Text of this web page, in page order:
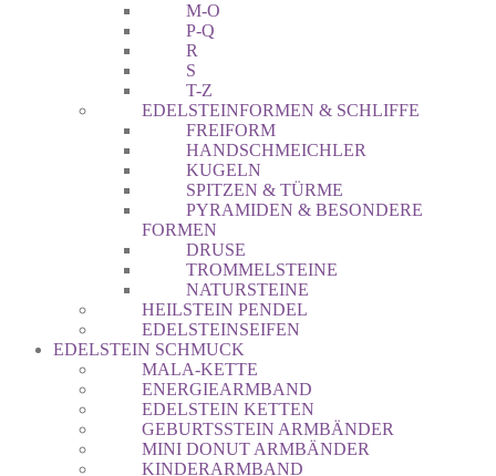
M-O
P-Q
R
S
T-Z
EDELSTEINFORMEN & SCHLIFFE
FREIFORM
HANDSCHMEICHLER
KUGELN
SPITZEN & TÜRME
PYRAMIDEN & BESONDERE
FORMEN
DRUSE
TROMMELSTEINE
NATURSTEINE
HEILSTEIN PENDEL
EDELSTEINSEIFEN
EDELSTEIN SCHMUCK
MALA-KETTE
ENERGIEARMBAND
EDELSTEIN KETTEN
GEBURTSSTEIN ARMBÄNDER
MINI DONUT ARMBÄNDER
KINDERARMBAND